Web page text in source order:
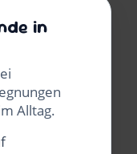
in
Alltag.